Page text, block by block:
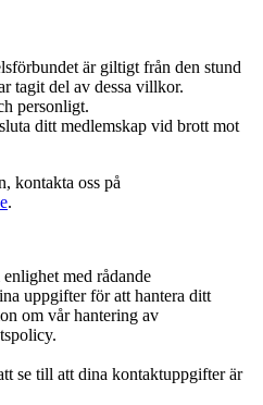
är giltigt från den stund
tagit del av dessa villkor.
personligt.
ditt medlemskap vid brott mot
kontakta oss på
.
med rådande
uppgifter för att hantera ditt
om vår hantering av
se till att dina kontaktuppgifter är